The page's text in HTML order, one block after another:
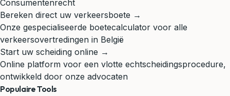
Consumentenrecht
Bereken direct uw verkeersboete →
Onze gespecialiseerde boetecalculator voor alle
verkeersovertredingen in België
Start uw scheiding online →
Online platform voor een vlotte echtscheidingsprocedure,
ontwikkeld door onze advocaten
Populaire Tools